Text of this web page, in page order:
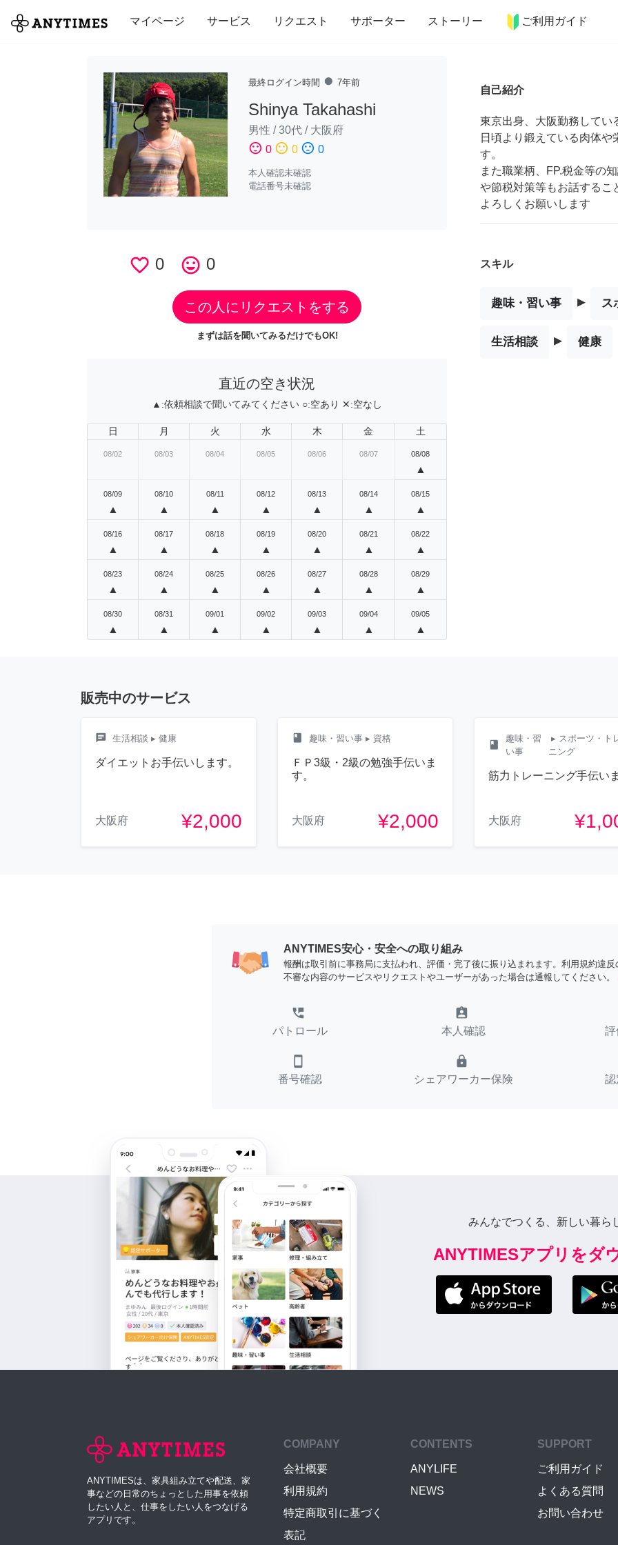
マイページ サービス リクエスト サポーター ストーリー ご利用ガイド
全て 修理・組立 家事 引っ越し インテリア 趣味・習い事 ペット 料理
最終ログイン時間 fiber_manual_record 7年前
Shinya Takahashi
男性 /30代 / 大阪府
sentiment_satisfied 0 sentiment_neutral 0 sentiment_dissatisfied 0
本人確認未確認
電話番号未確認
favorite_border 0 tag_faces 0
この人にリクエストをする
まずは話を聞いてみるだけでもOK!
直近の空き状況
▲:依頼相談で聞いてみてください ○:空あり ✕:空なし
日 月 火 水 木 金 土
08/02 08/03 08/04 08/05 08/06 08/07 08/08
▲
08/09
▲
08/10
▲
08/11
▲
08/12
▲
08/13
▲
08/14
▲
08/15
▲
08/16
▲
08/17
▲
08/18
▲
08/19
▲
08/20
▲
08/21
▲
08/22
▲
08/23
▲
08/24
▲
08/25
▲
08/26
▲
08/27
▲
08/28
▲
08/29
▲
08/30
▲
08/31
▲
09/01
▲
09/02
▲
09/03
▲
09/04
▲
09/05
▲
自己紹介
東京出身、大阪勤務してい
日頃より鍛えている肉体や
す。
また職業柄、FP.税金等の
や節税対策等もお話するこ
よろしくお願いします
スキル
趣味・習い事 ▸ ス
生活相談 ▸ 健康
販売中のサービス
chat 生活相談 ▸ 健康
ダイエットお手伝いします。
大阪府 ¥2,000
class 趣味・習い事 ▸ 資格
ＦＰ3級・2級の勉強手伝いま
す。
大阪府 ¥2,000
class
趣味・習
い事
▸ スポーツ・ト
ニング
筋力トレーニング手伝い
大阪府
ANYTIMES安心・安全への取り組み
報酬は取引前に事務局に支払われ、評価・完了後に振り込まれます。利用規約違反
不審な内容のサービスやリクエストやユーザーがあった場合は通報してください。
perm_phone_msg
パトロール
assignment_ind
本人確認
smartphone
番号確認
lock
シェアワーカー保険
みんなでつくる、新しい暮ら
ANYTIMESアプリをダ
ANYTIMESは、家具組み立てや配送、家
事などの日常のちょっとした用事を依頼
したい人と、仕事をしたい人をつなげる
アプリです。
COMPANY
会社概要
利用規約
特定商取引に基づく
表記
CONTENTS
ANYLIFE
NEWS
SUPPORT
ご利用ガイド
よくある質問
お問い合わせ